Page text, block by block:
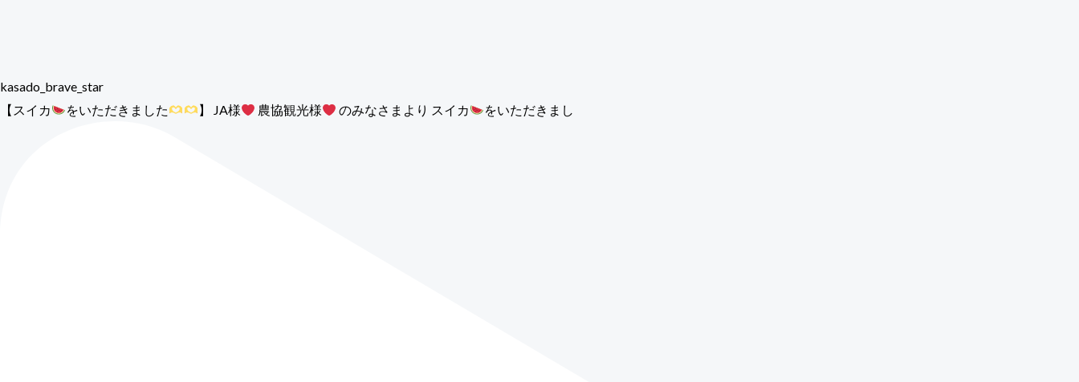
kasado_brave_star
【スイカ
をいただきました 】 JA様 農協観光様 のみなさまより スイカ をいただきまし